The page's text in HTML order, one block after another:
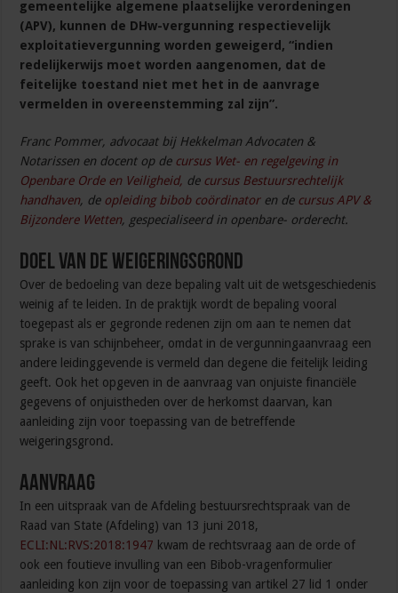
gemeentelijke algemene plaatselijke verordeningen
(APV), kunnen de DHw-vergunning respectievelijk
exploitatievergunning worden geweigerd, “indien
redelijkerwijs moet worden aangenomen, dat de
feitelijke toestand niet met het in de aanvrage
vermelden in overeenstemming zal zijn”.
Franc Pommer, advocaat bij Hekkelman Advocaten &
Notarissen en docent op de cursus Wet- en regelgeving in
Openbare Orde en Veiligheid, de cursus Bestuursrechtelijk
handhaven, de opleiding bibob coördinatoren de cursus APV &
Bijzondere Wetten, gespecialiseerd in openbare- orderecht.
Doel van de weigeringsgrond
Over de bedoeling van deze bepaling valt uit de wetsgeschiedenis
weinig af te leiden. In de praktijk wordt de bepaling vooral
toegepast als er gegronde redenen zijn om aan te nemen dat
sprake is van schijnbeheer, omdat in de vergunningaanvraag een
andere leidinggevende is vermeld dan degene die feitelijk leiding
geeft. Ook het opgeven in de aanvraag van onjuiste financiële
gegevens of onjuistheden over de herkomst daarvan, kan
aanleiding zijn voor toepassing van de betreffende
weigeringsgrond.
Aanvraag
In een uitspraak van de Afdeling bestuursrechtspraak van de
Raad van State (Afdeling) van 13 juni 2018,
ECLI:NL:RVS:2018:1947 kwam de rechtsvraag aan de orde of
ook een foutieve invulling van een Bibob-vragenformulier
aanleiding kon zijn voor de toepassing van artikel 27 lid 1 onder